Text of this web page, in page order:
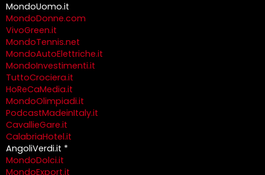
MondoUomo.it
MondoDonne.com
VivoGreen.it
MondoTennis.net
MondoAutoElettriche.it
MondoInvestimenti.it
TuttoCrociera.it
HoReCaMedia.it
MondoOlimpiadi.it
PodcastMadeinItaly.it
CavallieGare.it
CalabriaHotel.it
AngoliVerdi.it *
MondoDolci.it
MondoExport.it